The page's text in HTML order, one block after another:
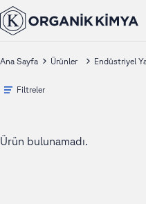
Ana Sayfa Ürünler Endüstriyel
Filtreler
Ürün bulunamadı.